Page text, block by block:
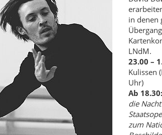
in denen
LNdM.
23.00 –
Kulissen
Uhr)
Ab 18.30:
die
zum